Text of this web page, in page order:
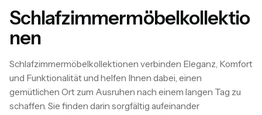
Schlafzimmermöbelkollektio
nen
Schlafzimmermöbelkollektionen verbinden Eleganz, Komfort
und Funktionalität und helfen Ihnen dabei, einen
gemütlichen Ort zum Ausruhen nach einem langen Tag zu
schaffen. Sie finden darin sorgfältig aufeinander